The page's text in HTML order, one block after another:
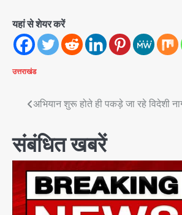
यहां से शेयर करें
उत्तराखंड
Post
navigation
अभियान शुरू होते ही पकड़े जा रहे विदेशी
संबंधित खबरें